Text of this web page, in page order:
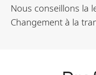
Nous conseillons la
Changement à la